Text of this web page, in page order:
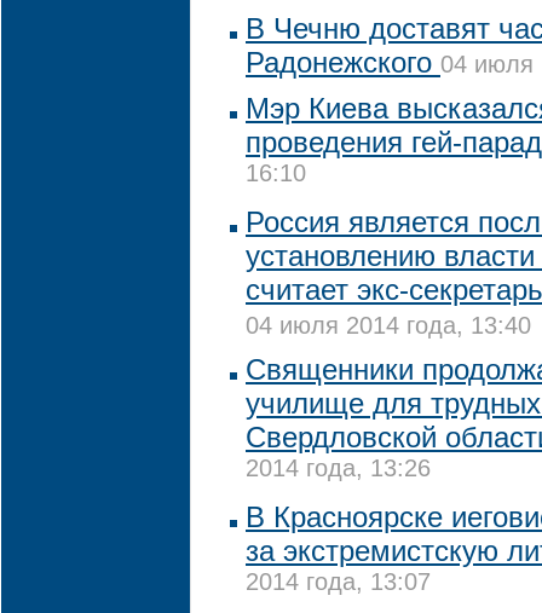
В Чечню доставят
Радонежского 04 июля
Мэр Киева
проведения гей-
16:10
Россия является
установлению власти
считает экс-
04 июля 2014 года, 13:40
Священники
училище для
Свердловской
2014 года, 13:26
В Красноярске
за экстремистскую
2014 года, 13:07